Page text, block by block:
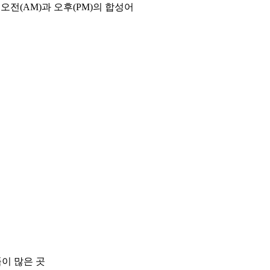
전(AM)과 오후(PM)의 합성어
많은 곳